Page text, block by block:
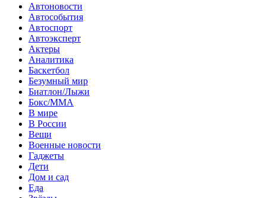
Автоновости
Автособытия
Автоспорт
Автоэксперт
Актеры
Аналитика
Баскетбол
Безумный мир
Биатлон/Лыжи
Бокс/MMA
В мире
В России
Вещи
Военные новости
Гаджеты
Дети
Дом и сад
Еда